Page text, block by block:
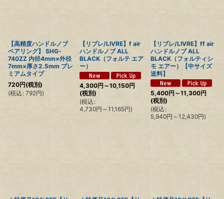
【高精度ハンドルノブ
ベアリング】 SHG-
740ZZ 内径4mm×外径
7mm×厚さ2.5mm プレ
ミアムタイプ
720円(税別)
(税込 : 792円)
【リブレ/LIVRE】f air
ハンドルノブ ALL
BLACK（フォルテ エア
ー）
4,300円 ～10,150円
(税別)
(税込 :
4,730円 ～11,165円)
【リブレ/LIVRE】ff air
ハンドルノブ ALL
BLACK（フォルティシ
モ エアー）【中サイズ
送料】
5,400円 ～11,300円
(税別)
(税込 :
5,940円 ～12,430円)